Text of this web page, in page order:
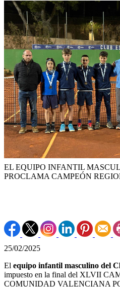
EL EQUIPO INFANTIL
PROCLAMA CAMPEÓN
25/02/2025
El equipo infantil masculino del
impuesto en la final del XLVII
COMUNIDAD VALENCIANA